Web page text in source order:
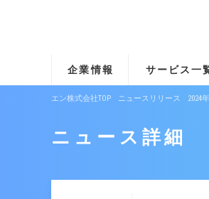
企業情報 サービス一
エン株式会社TOP ニュースリリース 2024
ニュース詳細